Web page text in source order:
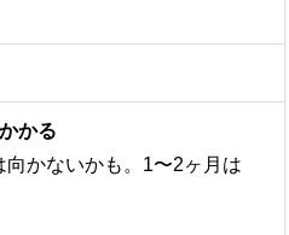
かる
かないかも。1〜2ヶ月は